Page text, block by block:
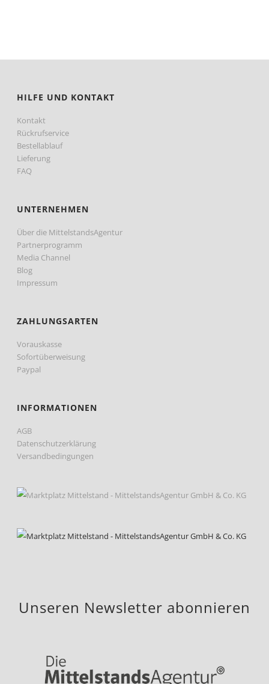
HILFE UND KONTAKT
Kontakt
Rückrufservice
Bestellablauf
Lieferung
FAQ
UNTERNEHMEN
Über die MittelstandsAgentur
Partnerprogramm
Media Channel
Blog
Impressum
ZAHLUNGSARTEN
Vorauskasse
Sofortüberweisung
Paypal
INFORMATIONEN
AGB
Datenschutzerklärung
Versandbedingungen
Unseren Newsletter abonnieren